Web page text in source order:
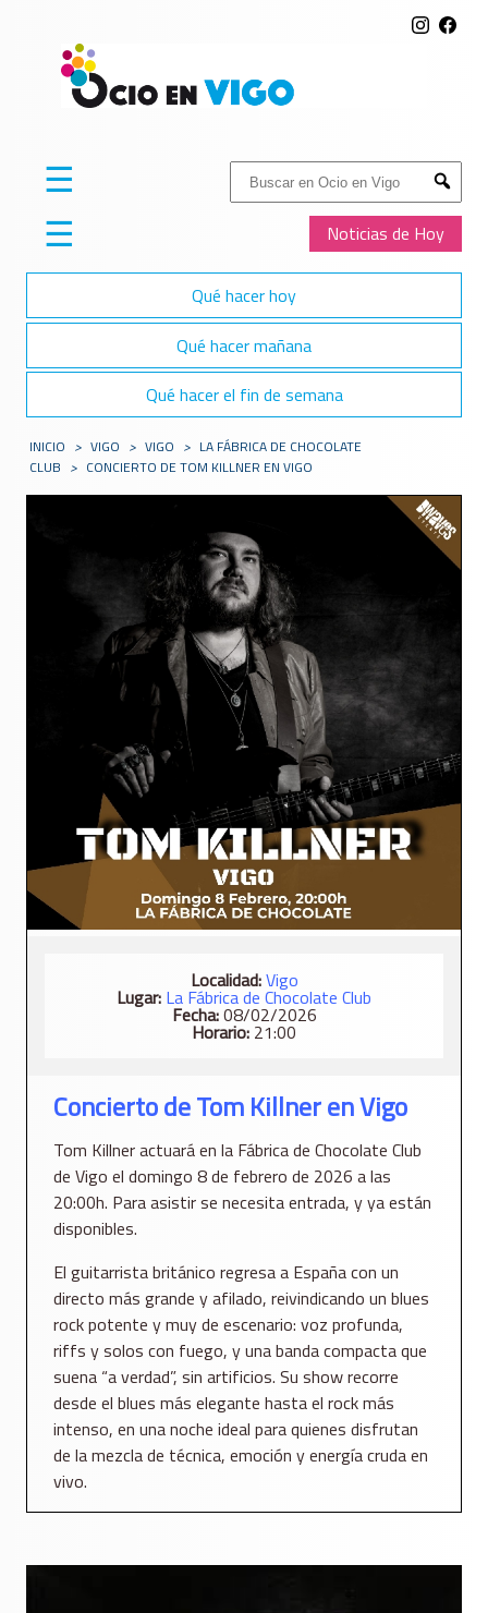
Buscar:
Submit
Noticias de Hoy
☰
☰
Qué hacer hoy
Qué hacer mañana
Qué hacer el fin de semana
INICIO > VIGO > VIGO > LA FÁBRICA DE CHOCOLATE
CLUB > CONCIERTO DE TOM KILLNER EN VIGO
Localidad:Vigo
Lugar: La Fábrica de Chocolate Club
Fecha:08/02/2026
Horario: 21:00
Concierto de Tom Killner en Vigo
Tom Killner actuará en la Fábrica de Chocolate Club
de Vigo el domingo 8 de febrero de 2026 a las
20:00h. Para asistir se necesita entrada, y ya están
disponibles.
El guitarrista británico regresa a España con un
directo más grande y afilado, reivindicando un blues
rock potente y muy de escenario: voz profunda,
riffs y solos con fuego, y una banda compacta que
suena “a verdad”, sin artificios. Su show recorre
desde el blues más elegante hasta el rock más
intenso, en una noche ideal para quienes disfrutan
de la mezcla de técnica, emoción y energía cruda en
vivo.